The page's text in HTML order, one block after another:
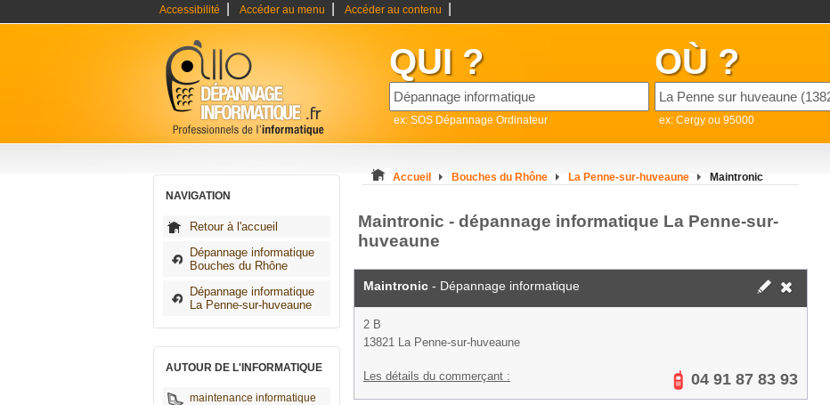
Accessibilité Accéder au menu Accéder au contenu
QUI ?
ex: SOS Dépannage Ordinateur
OÙ ?
ex: Cergy ou 95000
NAVIGATION
Retour à l'accueil
Dépannage informatique
Bouches du Rhône
Dépannage informatique
La Penne-sur-huveaune
AUTOUR DE L'INFORMATIQUE
maintenance informatique
Accueil Bouches du Rhône La Penne-sur-huveaune Maintronic
Maintronic - dépannage informatique La Penne-sur-
huveaune
Maintronic - Dépannage informatique
2 B
13821 La Penne-sur-huveaune
Les détails du commerçant : 04 91 87 83 93